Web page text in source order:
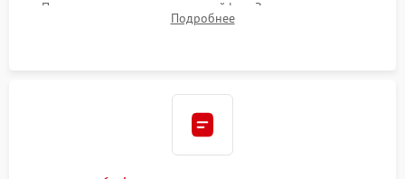
Подключение внутренних шлейфов. Закрытие корпуса.
Сброс настроек и обновление программного обеспечения.
Подробнее